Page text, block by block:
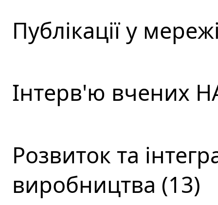
Публікації у
Інтерв'ю вчених
Розвиток та
виробництва (13)